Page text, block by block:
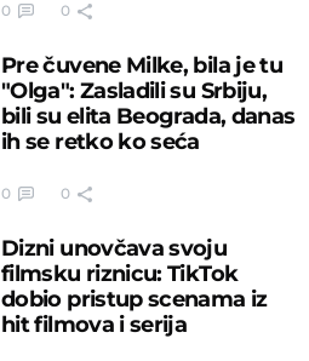
0 0
Pre čuvene Milke, bila je tu
"Olga": Zasladili su Srbiju,
bili su elita Beograda, danas
ih se retko ko seća
0 0
Dizni unovčava svoju
filmsku riznicu: TikTok
dobio pristup scenama iz
hit filmova i serija